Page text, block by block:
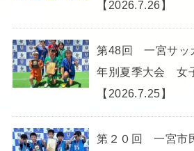
【2026.7.26】
第48回 一宮サッ
年別夏季大会 女
【2026.7.25】
第２０回 一宮市